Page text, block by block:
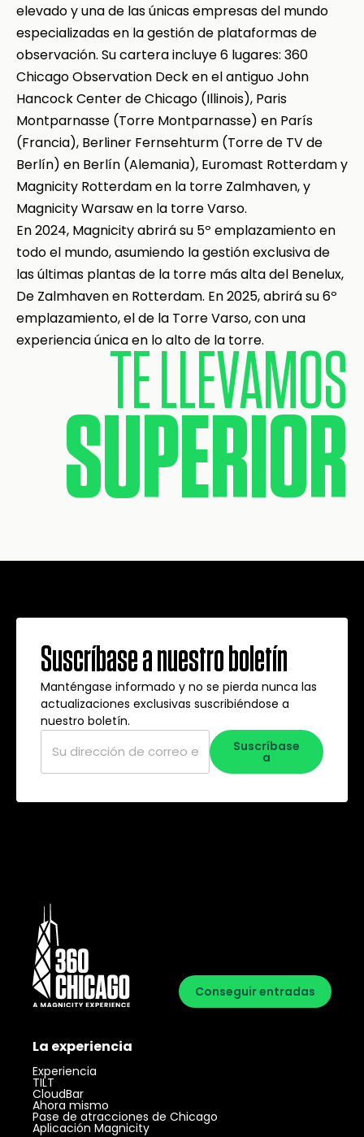
elevado y una de las únicas empresas del mundo
especializadas en la gestión de plataformas de
observación. Su cartera incluye 6 lugares: 360
Chicago Observation Deck en el antiguo John
Hancock Center de Chicago (Illinois), Paris
Montparnasse (Torre Montparnasse) en París
(Francia), Berliner Fernsehturm (Torre de TV de
Berlín) en Berlín (Alemania), Euromast Rotterdam y
Magnicity Rotterdam en la torre Zalmhaven, y
Magnicity Warsaw en la torre Varso.
En 2024, Magnicity abrirá su 5º emplazamiento en
todo el mundo, asumiendo la gestión exclusiva de
las últimas plantas de la torre más alta del Benelux,
De Zalmhaven en Rotterdam. En 2025, abrirá su 6º
emplazamiento, el de la Torre Varso, con una
experiencia única en lo alto de la torre.
TE LLEVAMOS
SUPERIOR
Suscríbase a nuestro boletín
Manténgase informado y no se pierda nunca las
actualizaciones exclusivas suscribiéndose a
nuestro boletín.
Correo
electrónico
Suscríbase
a
Conseguir entradas
La experiencia
Experiencia
TILT
CloudBar
Ahora mismo
Pase de atracciones de Chicago
Aplicación Magnicity